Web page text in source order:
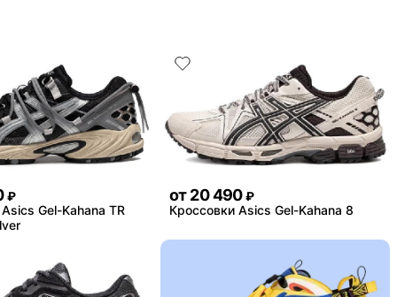
₽
Gel-Kahana TR
от 20 490 ₽
Кроссовки Asics Gel-Kahana 8